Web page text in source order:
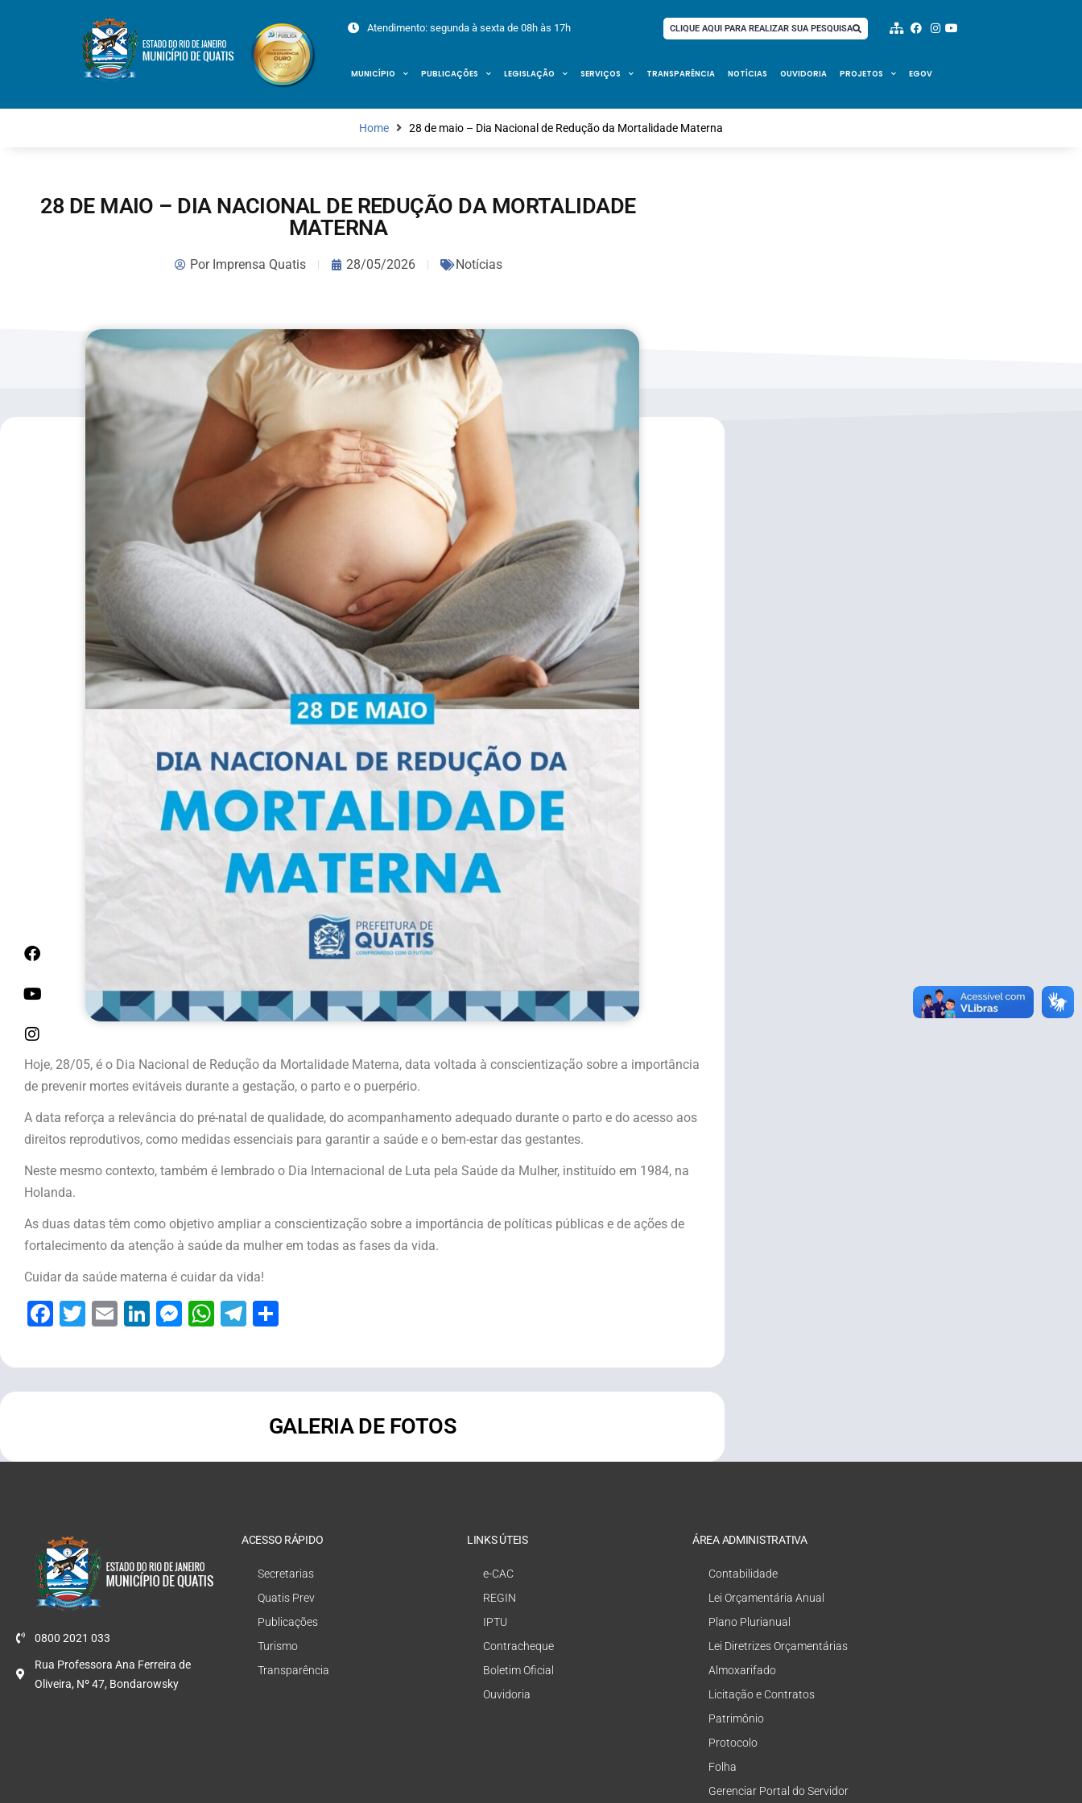
Atendimento: segunda à sexta de 08h às 17h CLIQUE AQUI PARA REALIZAR SUA PESQUISA
MUNICÍPIO PUBLICAÇÕES LEGISLAÇÃO SERVIÇOS TRANSPARÊNCIA NOTÍCIAS OUVIDORIA PROJETOS EGOV
Home 28 de maio – Dia Nacional de Redução da Mortalidade Materna
28 DE MAIO – DIA NACIONAL DE REDUÇÃO DA MORTALIDADE
MATERNA
PorImprensa Quatis 28/05/2026 Notícias
Hoje, 28/05, é o Dia Nacional de Redução da Mortalidade Materna, data voltada à conscientização sobre a importância
de prevenir mortes evitáveis durante a gestação, o parto e o puerpério.
A data reforça a relevância do pré-natal de qualidade, do acompanhamento adequado durante o parto e do acesso aos
direitos reprodutivos, como medidas essenciais para garantir a saúde e o bem-estar das gestantes.
Neste mesmo contexto, também é lembrado o Dia Internacional de Luta pela Saúde da Mulher, instituído em 1984, na
Holanda.
As duas datas têm como objetivo ampliar a conscientização sobre a importância de políticas públicas e de ações de
fortalecimento da atenção à saúde da mulher em todas as fases da vida.
Cuidar da saúde materna é cuidar da vida!
Facebook
Twitter
EmailLinkedIn
Messenger
WhatsApp
Telegram
GALERIA DE FOTOS
0800 2021 033
Rua Professora Ana Ferreira de
Oliveira, Nº 47, Bondarowsky
ACESSO RÁPIDO
Secretarias
Quatis Prev
Publicações
Turismo
Transparência
LINKS ÚTEIS
e-CAC
REGIN
IPTU
Contracheque
Boletim Oficial
Ouvidoria
ÁREA ADMINISTRATIVA
Contabilidade
Lei Orçamentária Anual
Plano Plurianual
Lei Diretrizes Orçamentárias
Almoxarifado
Licitação e Contratos
Patrimônio
Protocolo
Folha
Gerenciar Portal do Servidor